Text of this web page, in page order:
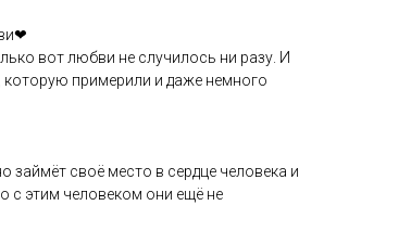
вот любви не случилось ни разу. И
которую примерили и даже немного
займёт своё место в сердце человека и
с этим человеком они ещё не